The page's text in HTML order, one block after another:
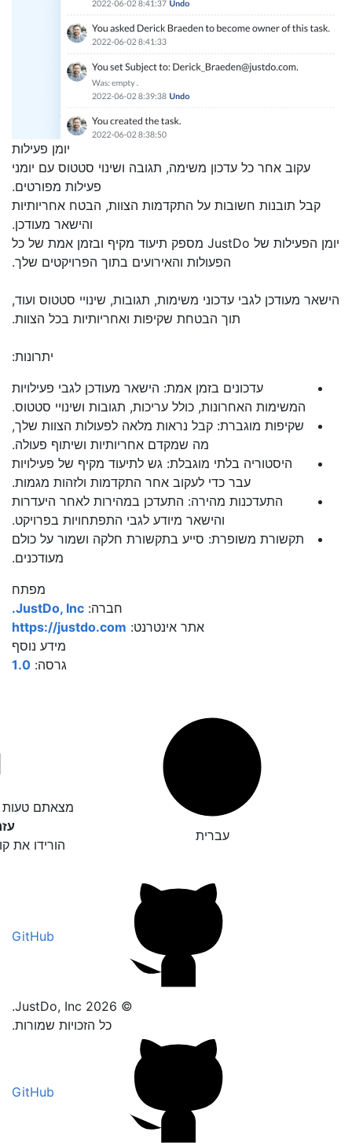
יומן פעילות
עקוב אחר כל עדכון משימה, תגובה ושינוי סטטוס עם יומני
פעילות מפורטים.
קבל תובנות חשובות על התקדמות הצוות, הבטח אחריותיות
והישאר מעודכן.
יומן הפעילות של JustDo מספק תיעוד מקיף ובזמן אמת של כל
הפעולות והאירועים בתוך הפרויקטים שלך.
הישאר מעודכן לגבי עדכוני משימות, תגובות, שינויי סטטוס ועוד,
תוך הבטחת שקיפות ואחריותיות בכל הצוות.
יתרונות:
עדכונים בזמן אמת: הישאר מעודכן לגבי פעילויות
המשימות האחרונות, כולל עריכות, תגובות ושינויי סטטוס.
שקיפות מוגברת: קבל נראות מלאה לפעולות הצוות שלך,
מה שמקדם אחריותיות ושיתוף פעולה.
היסטוריה בלתי מוגבלת: גש לתיעוד מקיף של פעילויות
עבר כדי לעקוב אחר התקדמות ולזהות מגמות.
התעדכנות מהירה: התעדכן במהירות לאחר היעדרות
והישאר מיודע לגבי התפתחויות בפרויקט.
תקשורת משופרת: סייע בתקשורת חלקה ושמור על כולם
מעודכנים.
מפתח
חברה: JustDo, Inc.
אתר אינטרנט: https://justdo.com
מידע נוסף
גרסה: 1.0
עברית
מצאתם טעות
הורידו את
© 2026 JustDo, Inc.
כל הזכויות שמורות.